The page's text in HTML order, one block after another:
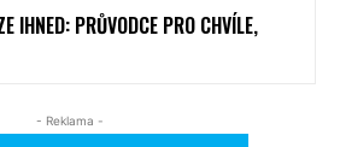
IHNED: PRŮVODCE PRO CHVÍLE,
- Reklama -